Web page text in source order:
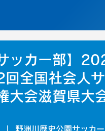
ッカー部】
全国社会人
大会滋賀県大
野洲川歴史公園サッカ